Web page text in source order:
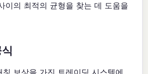
이의 최적의 균형을 찾는 데 도움을